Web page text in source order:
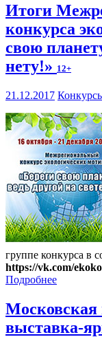
Итоги
конкурса
свою
нету!» 12+
21.12.2017
группе конкурса в
https://vk.com/
Подробнее
Московская
выставка-